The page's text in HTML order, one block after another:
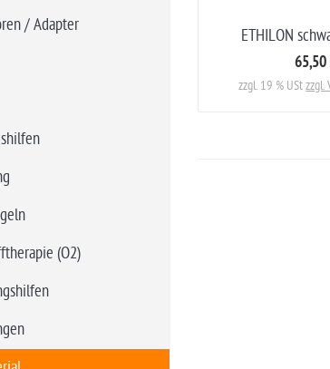
ETHILON
zzgl. 19 % UStzzgl.
/ Adapter
(O2)